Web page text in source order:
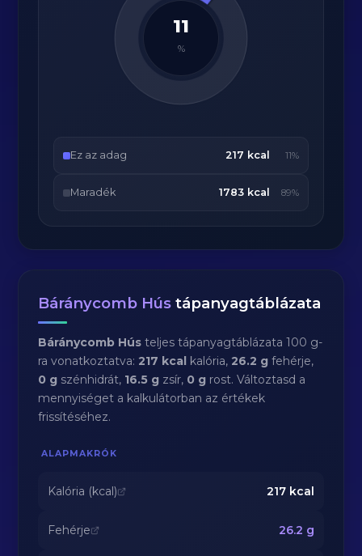
11
%
Ez az adag 217 kcal 11%
Maradék 1783 kcal 89%
Báránycomb Hús tápanyagtáblázata
Báránycomb Hús teljes tápanyagtáblázata 100 g-
ra vonatkoztatva:217 kcal kalória,26.2 g fehérje,
0 g szénhidrát, 16.5 g zsír, 0 g rost. Változtasd a
mennyiséget a kalkulátorban az értékek
frissítéséhez.
ALAPMAKRÓK
Kalória (kcal) 217kcal
Fehérje 26.2 g